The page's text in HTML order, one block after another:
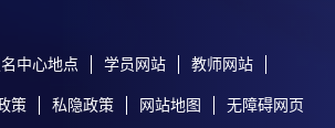
。支票背面請寫上課程名稱及申請
中心地点 学员网站 教师网站
策 私隐政策 网站地图 无障碍网页